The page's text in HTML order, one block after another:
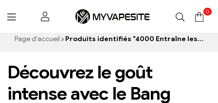
Myvapesite.de
0
Page d'accueil Produits identifiés "4000 Entraîne les cigarettes électroniques”
Découvrez le goût
intense avec le Bang